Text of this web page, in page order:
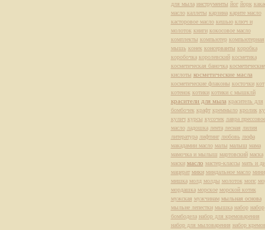
для мыла инструменты йог йорк
масло каллеты карзина карите масло
касторовое масло кешью ключ и
молоток книги кокосовое масло
комплекты компьютер компьютерная
мышь конек консерванты коробка
коробочка королевский косметика
косметическая баночка косметические
кислоты косметические масла
косметические флаконы косточки кот
котенок котики котики с мышклй
красители для мыла краситель для
бомбочек крафт креммыло кролик
кулич курсы кусочек лавра прессовое
масло ладошка лента лесная лилия
литература лифтинг любовь люфа
макадамии масло малы малыш мама
мамочка и мылыш мартовский маска
маски масло мастер-классы мать и
мацерат мики миндальное масло мини
мишка молд молды молоток мопс
мордашка морское морской котик
мужская мужчинам мыльная основа
мыльне лепестки мышка набор набор
бомбодела набор для кремоварения
набор для мыловарения набор